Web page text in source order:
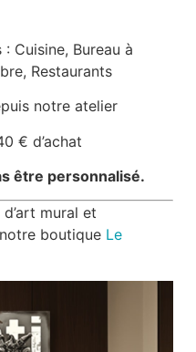
Cuisine, Bureau à
Restaurants
notre atelier
€ d’achat
être personnalisé.
mural et
boutique Le